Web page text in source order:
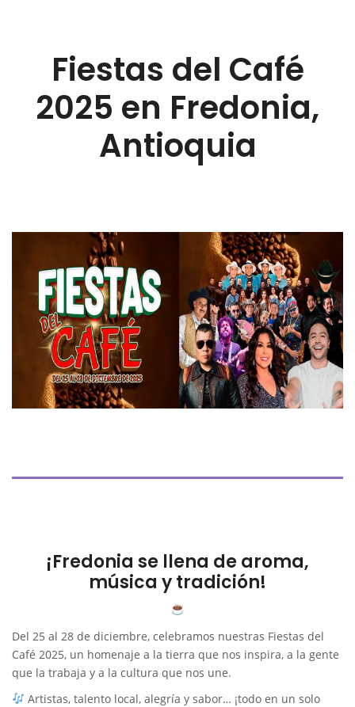
Fiestas del Café
2025 en Fredonia,
Antioquia
¡Fredonia se llena de aroma,
música y tradición!
Del 25 al 28 de diciembre, celebramos nuestras Fiestas del
Café 2025, un homenaje a la tierra que nos inspira, a la gente
que la trabaja y a la cultura que nos une.
Artistas, talento local, alegría y sabor… ¡todo en un solo